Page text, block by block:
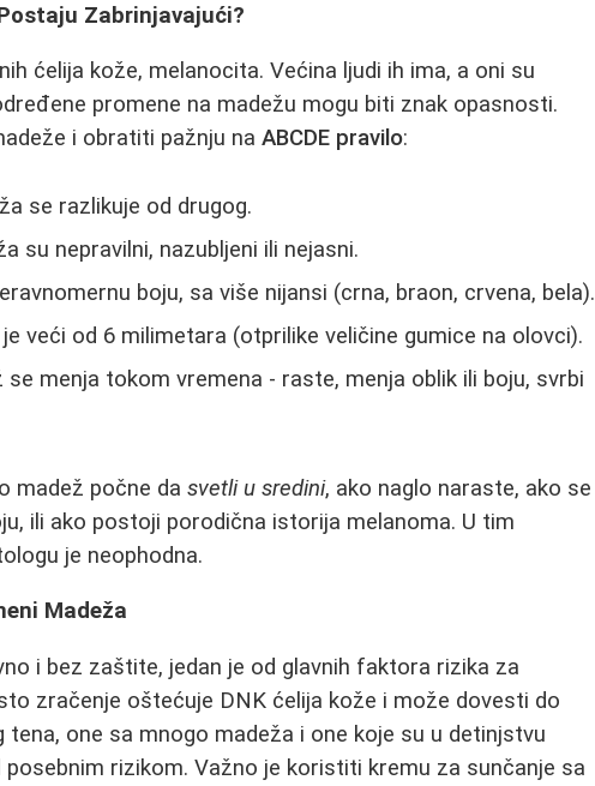
Zabrinjavajući?
ćelija kože, melanocita. Većina ljudi ih ima, a oni su
promene na madežu mogu biti znak opasnosti.
i obratiti pažnju naABCDE pravilo:
se razlikuje od drugog.
su nepravilni, nazubljeni ili nejasni.
boju, sa više nijansi (crna, braon, crvena, bela).
veći od 6 milimetara (otprilike veličine gumice na olovci).
se menja tokom vremena - raste, menja oblik ili boju, svrbi
madež počne dasvetli u sredini, ako naglo naraste, ako se
ili ako postoji porodična istorija melanoma. U tim
je neophodna.
Madeža
i bez zaštite, jedan je od glavnih faktora rizika za
zračenje oštećuje DNK ćelija kože i može dovesti do
tena, one sa mnogo madeža i one koje su u detinjstvu
rizikom. Važno je koristiti kremu za sunčanje sa